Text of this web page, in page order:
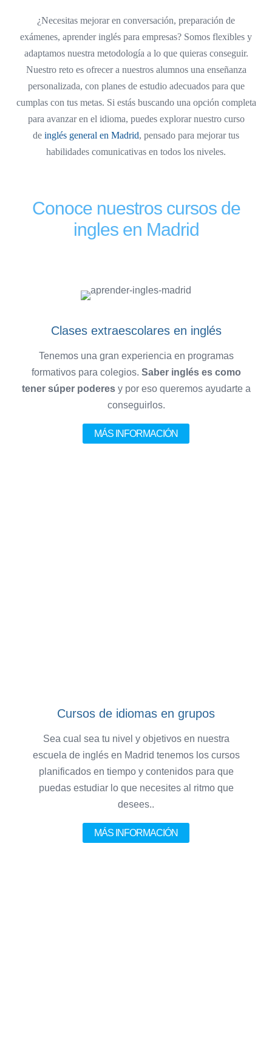
¿Necesitas mejorar en conversación, preparación de
exámenes, aprender inglés para empresas? Somos flexibles y
adaptamos nuestra metodología a lo que quieras conseguir.
Nuestro reto es ofrecer a nuestros alumnos una enseñanza
personalizada, con planes de estudio adecuados para que
cumplas con tus metas. Si estás buscando una opción completa
para avanzar en el idioma, puedes explorar nuestro curso
de inglés general en Madrid, pensado para mejorar tus
habilidades comunicativas en todos los niveles.
Conoce nuestros cursos de
ingles en Madrid
Clases extraescolares en inglés
Tenemos una gran experiencia en programas
formativos para colegios. Saber inglés es como
tener súper poderesy por eso queremos ayudarte a
conseguirlos.
MÁS INFORMACIÓN
Cursos de idiomas en grupos
Sea cual sea tu nivel y objetivos en nuestra
escuela de inglés en Madrid tenemos los cursos
planificados en tiempo y contenidos para que
puedas estudiar lo que necesites al ritmo que
desees..
MÁS INFORMACIÓN